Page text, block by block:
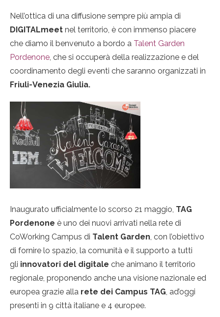
Nell’ottica di una diffusione sempre più ampia di
DIGITALmeet nel territorio, è con immenso piacere
che diamo il benvenuto a bordo a Talent Garden
Pordenone, che si occuperà della realizzazione e del
coordinamento degli eventi che saranno organizzati in
Friuli-Venezia Giulia.
Inaugurato ufficialmente lo scorso 21 maggio, TAG
Pordenone è uno dei nuovi arrivati nella rete di
CoWorking Campus di Talent Garden, con l’obiettivo
di fornire lo spazio, la comunità e il supporto a tutti
gli innovatori del digitale che animano il territorio
regionale, proponendo anche una visione nazionale ed
europea grazie alla rete dei Campus TAG, ad’oggi
presenti in 9 città italiane e 4 europee.